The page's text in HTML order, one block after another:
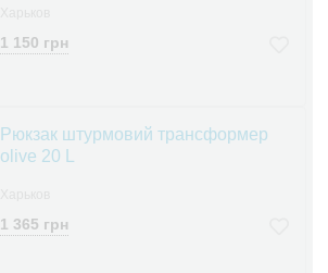
1 150 грн
Рюкзак штурмовий трансформер
olive 20 L
1 365 грн